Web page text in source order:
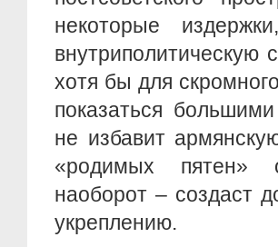
некоторые
внутриполитическую
хотя бы для
показаться
не избавит
«родимых пятен»
наоборот – создаст
укреплению.